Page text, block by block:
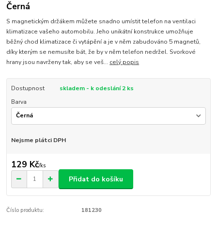
Černá
S magnetickým držákem můžete snadno umístit telefon na ventilaci
klimatizace vašeho automobilu. Jeho unikátní konstrukce umožňuje
běžný chod klimatizace či vytápění a je v něm zabudováno 5 magnetů,
díky kterým se nemusíte bát, že by v něm telefon nedržel. Svorkové
hrany jsou navrženy tak, aby se veš... celý popis
Dostupnost
skladem - k odeslání 2 ks
Barva
Nejsme plátci DPH
129 Kč/ks
Přidat do košíku
Číslo produktu: 181230